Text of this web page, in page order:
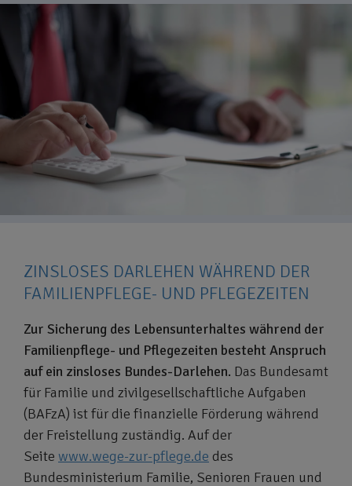
ZINSLOSES DARLEHEN WÄHREND DER
FAMILIENPFLEGE- UND PFLEGEZEITEN
Zur Sicherung des Lebensunterhaltes während der
Familienpflege- und Pflegezeiten besteht Anspruch
auf ein zinsloses Bundes-Darlehen. Das Bundesamt
für Familie und zivilgesellschaftliche Aufgaben
(BAFzA) ist für die finanzielle Förderung während
der Freistellung zuständig. Auf der
Seite www.wege-zur-pflege.de des
Bundesministerium Familie, Senioren Frauen und